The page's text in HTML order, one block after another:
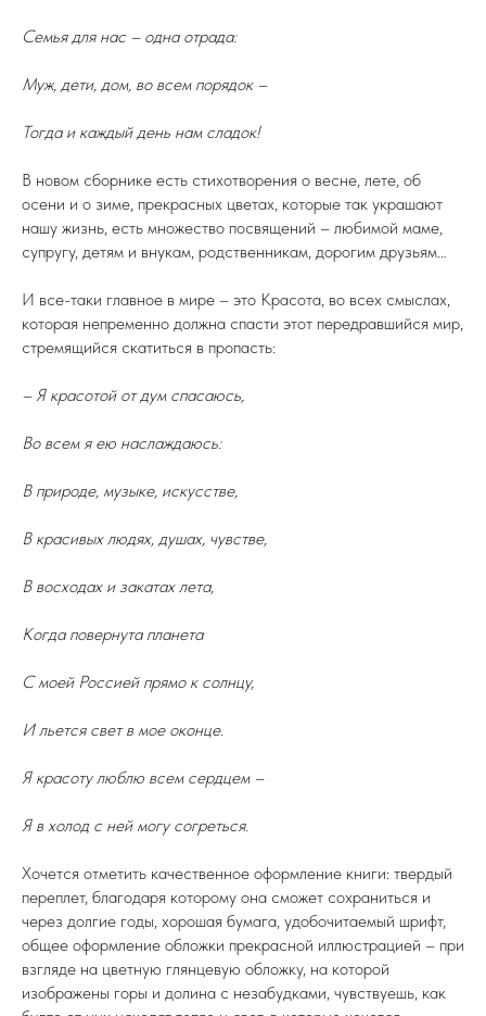
Семья для нас – одна отрада:
Муж, дети, дом, во всем порядок –
Тогда и каждый день нам сладок!
В новом сборнике есть стихотворения о весне, лете, об
осени и о зиме, прекрасных цветах, которые так украшают
нашу жизнь, есть множество посвящений – любимой маме,
супругу, детям и внукам, родственникам, дорогим друзьям…
И все-таки главное в мире – это Красота, во всех смыслах,
которая непременно должна спасти этот передравшийся мир,
стремящийся скатиться в пропасть:
– Я красотой от дум спасаюсь,
Во всем я ею наслаждаюсь:
В природе, музыке, искусстве,
В красивых людях, душах, чувстве,
В восходах и закатах лета,
Когда повернута планета
С моей Россией прямо к солнцу,
И льется свет в мое оконце.
Я красоту люблю всем сердцем –
Я в холод с ней могу согреться.
Хочется отметить качественное оформление книги: твердый
переплет, благодаря которому она сможет сохраниться и
через долгие годы, хорошая бумага, удобочитаемый шрифт,
общее оформление обложки прекрасной иллюстрацией – при
взгляде на цветную глянцевую обложку, на которой
изображены горы и долина с незабудками, чувствуешь, как